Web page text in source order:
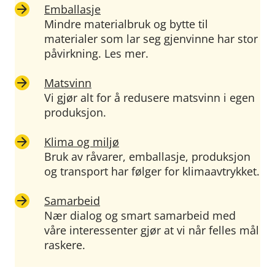
Emballasje
Mindre materialbruk og bytte til
materialer som lar seg gjenvinne har stor
påvirkning. ​Les mer.
Matsvinn
Vi gjør alt for å redusere matsvinn i egen
produksjon.
Klima og miljø
Bruk av råvarer, emballasje, produksjon
og transport har følger for klimaavtrykket.
Samarbeid
Nær dialog og smart samarbeid med
våre interessenter gjør at vi når felles mål
raskere.